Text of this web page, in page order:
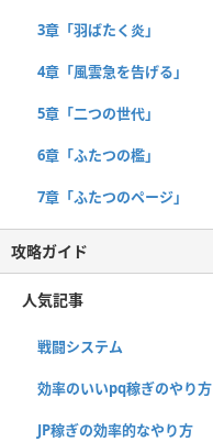
3章「羽ばたく炎」
4章「風雲急を告げる」
5章「二つの世代」
6章「ふたつの檻」
7章「ふたつのページ」
攻略ガイド
人気記事
戦闘システム
効率のいいpq稼ぎのやり方
JP稼ぎの効率的なやり方